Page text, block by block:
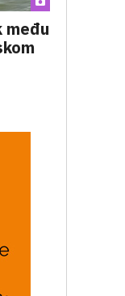
među